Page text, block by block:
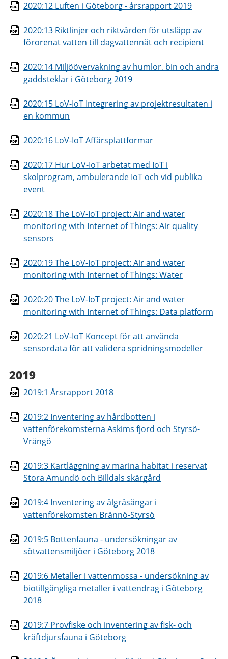
2020:12 Luften i Göteborg - årsrapport 2019
2020:13 Riktlinjer och riktvärden för utsläpp av
förorenat vatten till dagvattennät och recipient
2020:14 Miljöövervakning av humlor, bin och andra
gaddsteklar i Göteborg 2019
2020:15 LoV-IoT Integrering av projektresultaten i
en kommun
2020:16 LoV-IoT Affärsplattformar
2020:17 Hur LoV-IoT arbetat med IoT i
skolprogram, ambulerande IoT och vid publika
event
2020:18 The LoV-IoT project: Air and water
monitoring with Internet of Things: Air quality
sensors
2020:19 The LoV-IoT project: Air and water
monitoring with Internet of Things: Water
2020:20 The LoV-IoT project: Air and water
monitoring with Internet of Things: Data platform
2020:21 LoV-IoT Koncept för att använda
sensordata för att validera spridningsmodeller
2019
2019:1 Årsrapport 2018
2019:2 Inventering av hårdbotten i
vattenförekomsterna Askims fjord och Styrsö-
Vrångö
2019:3 Kartläggning av marina habitat i reservat
Stora Amundö och Billdals skärgård
2019:4 Inventering av ålgräsängar i
vattenförekomsten Brännö-Styrsö
2019:5 Bottenfauna - undersökningar av
sötvattensmiljöer i Göteborg 2018
2019:6 Metaller i vattenmossa - undersökning av
biotillgängliga metaller i vattendrag i Göteborg
2018
2019:7 Provfiske och inventering av fisk- och
kräftdjursfauna i Göteborg